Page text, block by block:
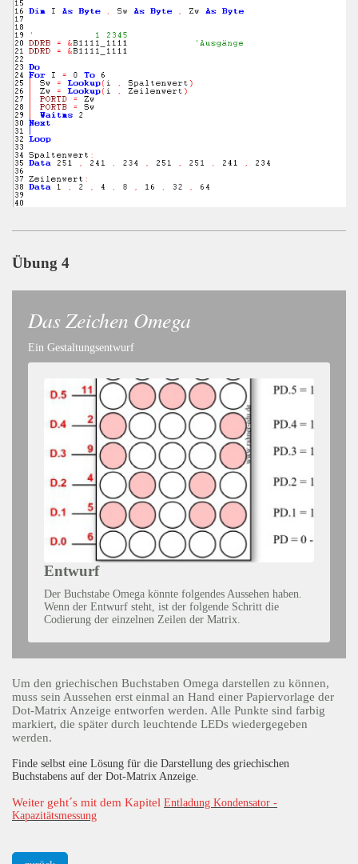
Übung 4
Das Zeichen Omega
Ein Gestaltungsentwurf
Entwurf
Der Buchstabe Omega könnte folgendes Aussehen haben.
Wenn der Entwurf steht, ist der folgende Schritt die
Codierung der einzelnen Zeilen der Matrix.
Um den griechischen Buchstaben Omega darstellen zu können,
muss sein Aussehen erst einmal an Hand einer Papiervorlage der
Dot-Matrix Anzeige entworfen werden. Alle Punkte sind farbig
markiert, die später durch leuchtende LEDs wiedergegeben
werden.
Finde selbst eine Lösung für die Darstellung des griechischen
Buchstabens auf der Dot-Matrix Anzeige.
Weiter geht´s mit dem Kapitel Entladung Kondensator -
Kapazitätsmessung